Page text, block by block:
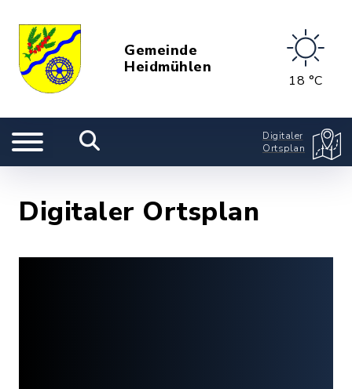
Gemeinde
Heidmühlen
18 °C
Digitaler
Ortsplan
Digitaler Ortsplan